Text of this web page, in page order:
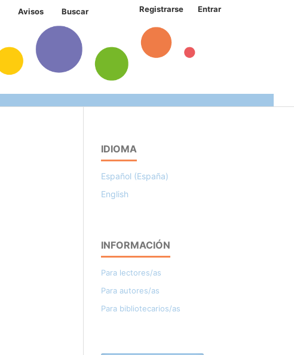
Avisos Buscar Registrarse Entrar
IDIOMA
Español (España)
English
INFORMACIÓN
Para lectores/as
Para autores/as
Para bibliotecarios/as